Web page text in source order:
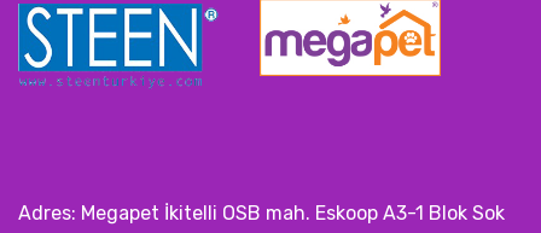
Adres: Megapet İkitelli OSB mah. Eskoop A3-1 Blok Sok